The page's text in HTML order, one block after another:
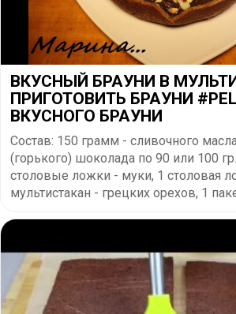
ВКУСНЫЙ БРАУНИ В
ПРИГОТОВИТЬ БРАУНИ
ВКУСНОГО БРАУНИ
Состав: 150 грамм - сливочного
(горького) шоколада по 90 или 100
столовые ложки - муки, 1 столовая
мультистакан - грецких орехов, 1